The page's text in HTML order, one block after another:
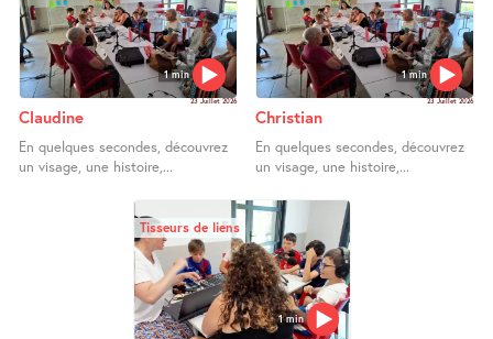
1 min
23 Juillet 2026
Claudine
En quelques secondes, découvrez
un visage, une histoire,...
1 min
23 Juillet 2026
Christian
En quelques secondes, découvrez
un visage, une histoire,...
1 min
Tisseurs de liens